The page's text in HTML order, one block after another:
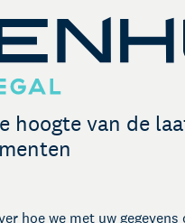
startups
voor ondernemers en
advies met spoed buiten
Foundation
hoogte van de
hoe we met uw gegevens